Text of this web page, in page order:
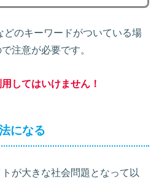
どのキーワードがついている場
注意が必要です。
してはいけません！
になる
が大きな社会問題となって以